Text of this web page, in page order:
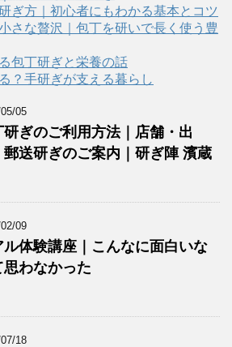
ぎ方｜初心者にもわかる基本とコツ
さな贅沢｜包丁を研いで長く使う豊
包丁研ぎと栄養の話
？手研ぎが支える暮らし
05
研ぎのご利用方法｜店舗・出
郵送研ぎのご案内｜研ぎ陣 濱蔵
09
ル体験講座｜こんなに面白いな
思わなかった
18